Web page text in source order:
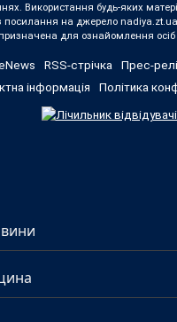
Використання будь-яких
на джерело
для ознайомлення осіб
RSS-стрічка Прес-
інформація
Політика